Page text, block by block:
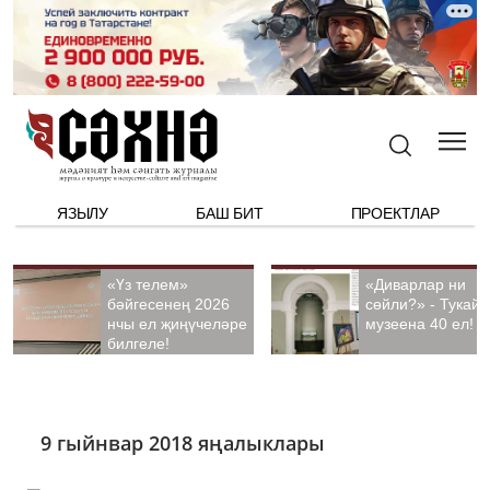
ЯЗЫЛУ БАШ БИТ ПРОЕКТЛАР
«Үз телем»
бәйгесенең 2026
нчы ел җиңүчеләре
билгеле!
«Диварлар ни
сөйли?» - Тукай
музеена 40 ел!
9 гыйнвар 2018 яңалыклары